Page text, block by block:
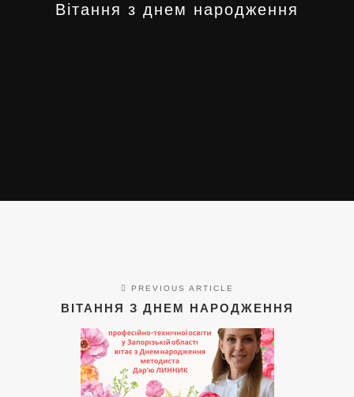
Вітання з днем народження
PREVIOUS ARTICLE
ВІТАННЯ З ДНЕМ НАРОДЖЕННЯ